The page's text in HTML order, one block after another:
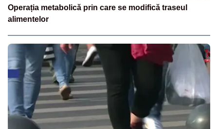
Operația metabolică prin care se modifică traseul
alimentelor